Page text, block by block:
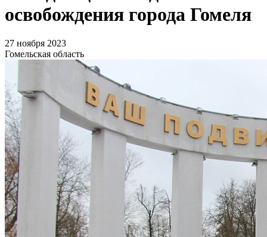
освобождения города Гомеля
27 ноября 2023
Гомельская область